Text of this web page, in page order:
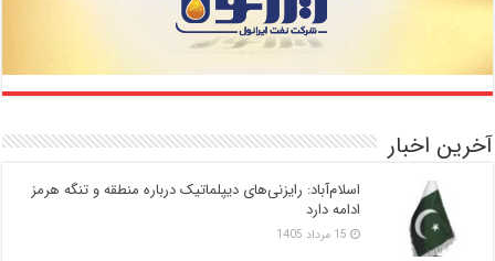
آخرین اخبار
اسلام‌آباد: رایزنی‌های دیپلماتیک درباره منطقه و تنگه هرمز
ادامه دارد
15 مرداد 1405